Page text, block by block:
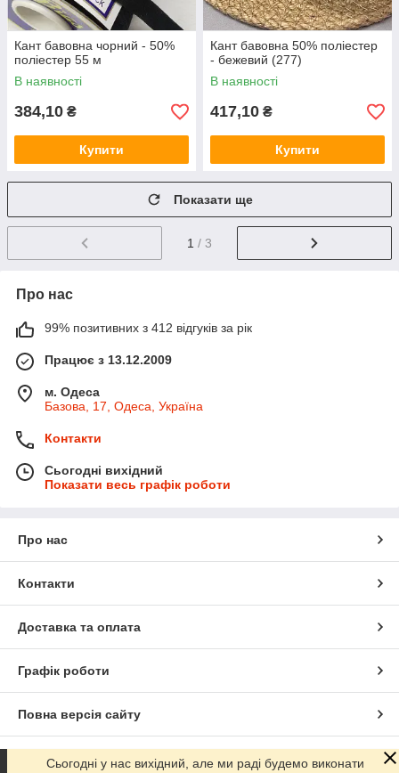
Кант бавовна чорний - 50%
поліестер 55 м
В наявності
384,10 ₴
Купити
Кант бавовна 50% поліестер
- бежевий (277)
В наявності
417,10 ₴
Купити
Показати ще
1 / 3
Про нас
99% позитивних з 412 відгуків за рік
Працює з 13.12.2009
м. Одеса
Базова, 17, Одеса, Україна
Контакти
Сьогодні вихідний
Показати весь графік роботи
Про нас
Контакти
Доставка та оплата
Графік роботи
Повна версія сайту
Сайт створено на маркетплейсі Prom.ua
Сьогодні у нас вихідний, але ми раді будемо виконати